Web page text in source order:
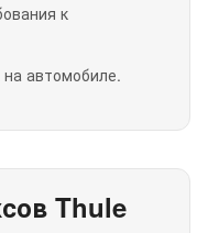
к
автомобиле.
Thule